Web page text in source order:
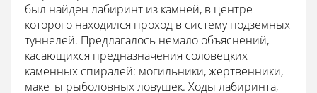
был найден лабиринт из камней, в центре
которого находился проход в систему подземных
туннелей. Предлагалось немало объяснений,
касающихся предназначения соловецких
каменных спиралей: могильники, жертвенники,
макеты рыболовных ловушек. Ходы лабиринта,